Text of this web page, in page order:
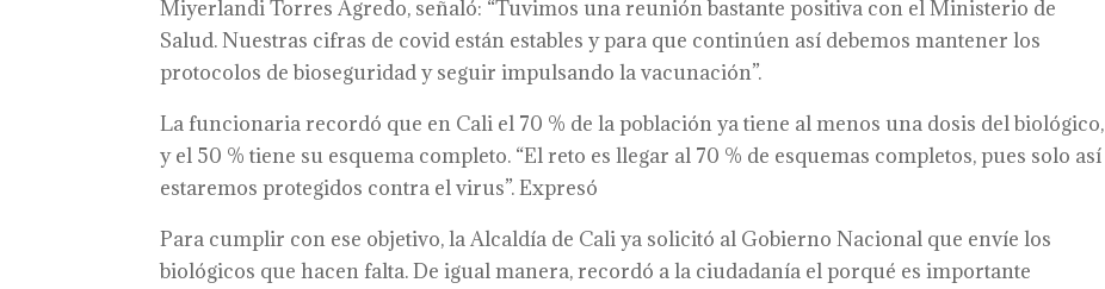
Miyerlandi Torres Agredo, señaló: “Tuvimos una reunión bastante positiva con el Ministerio de
Salud. Nuestras cifras de covid están estables y para que continúen así debemos mantener los
protocolos de bioseguridad y seguir impulsando la vacunación”.
La funcionaria recordó que en Cali el 70 % de la población ya tiene al menos una dosis del biológico,
y el 50 % tiene su esquema completo. “El reto es llegar al 70 % de esquemas completos, pues solo así
estaremos protegidos contra el virus”. Expresó
Para cumplir con ese objetivo, la Alcaldía de Cali ya solicitó al Gobierno Nacional que envíe los
biológicos que hacen falta. De igual manera, recordó a la ciudadanía el porqué es importante